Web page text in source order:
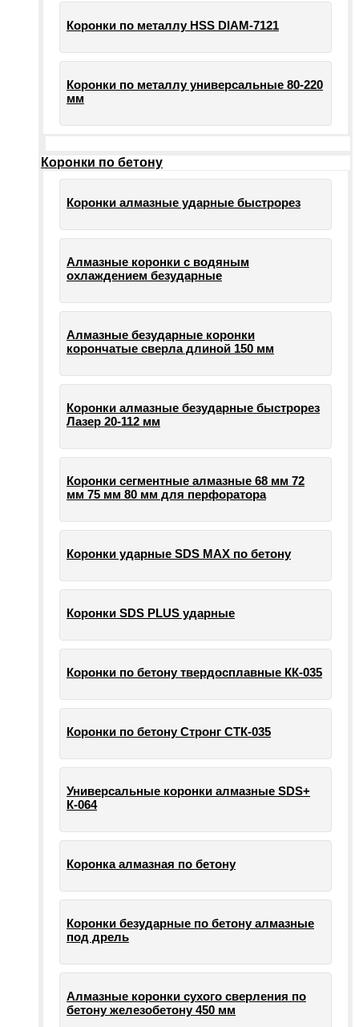
Коронки по металлу HSS DIAM-7121
Коронки по металлу универсальные 80-220
мм
Коронки по бетону
Коронки алмазные ударные быстрорез
Алмазные коронки с водяным
охлаждением безударные
Алмазные безударные коронки
корончатые сверла длиной 150 мм
Коронки алмазные безударные быстрорез
Лазер 20-112 мм
Коронки сегментные алмазные 68 мм 72
мм 75 мм 80 мм для перфоратора
Коронки ударные SDS MAX по бетону
Коронки SDS PLUS ударные
Коронки по бетону твердосплавные КК-035
Коронки по бетону Стронг СТК-035
Универсальные коронки алмазные SDS+
К-064
Коронка алмазная по бетону
Коронки безударные по бетону алмазные
под дрель
Алмазные коронки сухого сверления по
бетону железобетону 450 мм